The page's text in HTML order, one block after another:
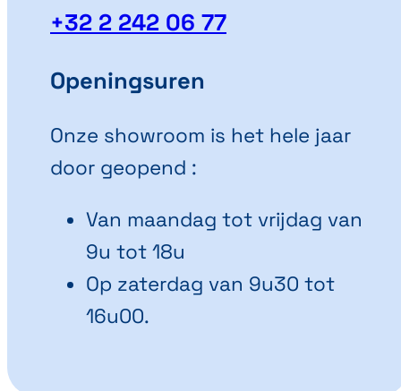
+32 2 242 06 77
Openingsuren
Onze showroom is het hele jaar
door geopend :
Van maandag tot vrijdag van
9u tot 18u
Op zaterdag van 9u30 tot
16u00.